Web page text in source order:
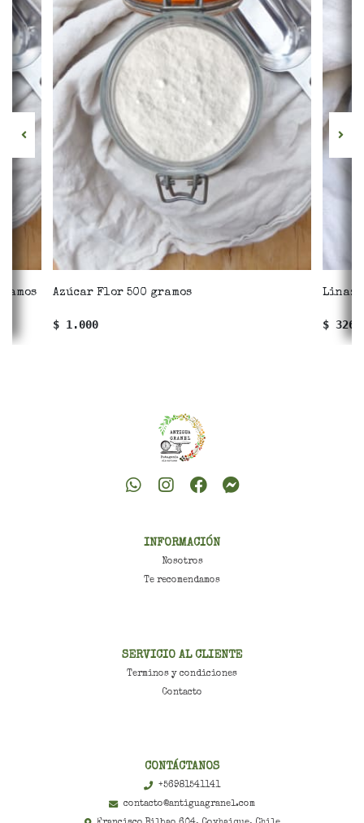
Azúcar Flor 500 gramos
$ 1.000
Linaza
$ 326
INFORMACIÓN
Nosotros
Te recomendamos
SERVICIO AL CLIENTE
Terminos y condiciones
Contacto
CONTÁCTANOS
+56981541141
contacto@antiguagranel.com